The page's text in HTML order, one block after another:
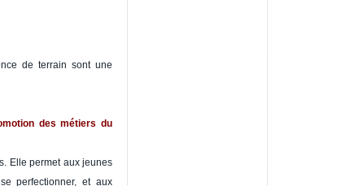
de terrain sont une
des métiers du
Elle permet aux jeunes
perfectionner, et aux